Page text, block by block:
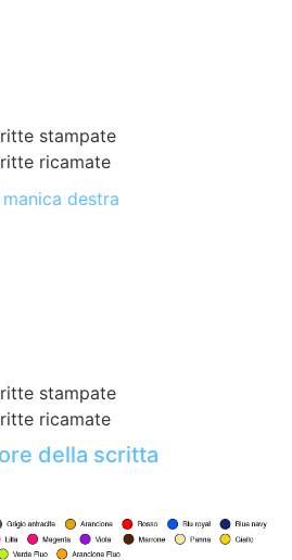
stampate
ricamate
destra
stampate
ricamate
della scritta